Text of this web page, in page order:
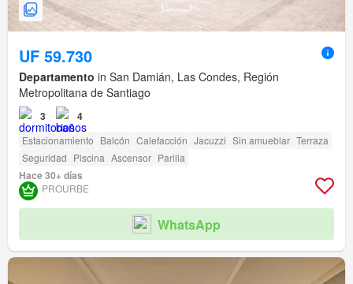
UF 59.730
Departamento in San Damián, Las Condes, Región
Metropolitana de Santiago
3 4
Estacionamiento Balcón Calefacción Jacuzzi Sin amueblar Terraza
Seguridad Piscina Ascensor Parilla
Hace 30+ días
PROURBE
WhatsApp